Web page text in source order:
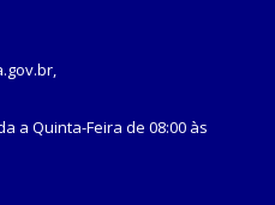
a Quinta-Feira de 08:00 às